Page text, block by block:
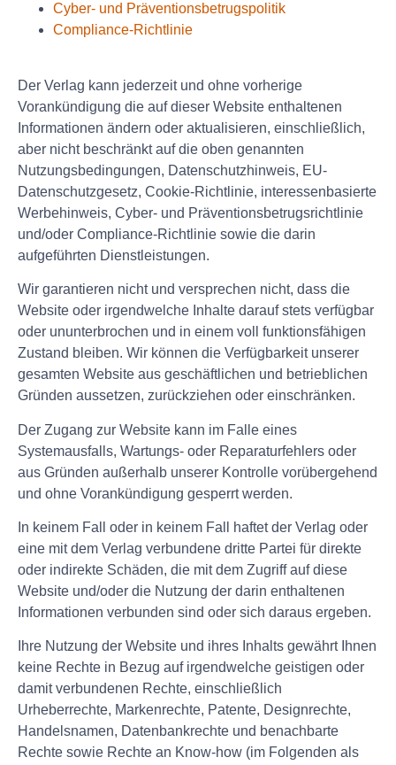
Cyber- und Präventionsbetrugspolitik
Compliance-Richtlinie
Der Verlag kann jederzeit und ohne vorherige
Vorankündigung die auf dieser Website enthaltenen
Informationen ändern oder aktualisieren, einschließlich,
aber nicht beschränkt auf die oben genannten
Nutzungsbedingungen, Datenschutzhinweis, EU-
Datenschutzgesetz, Cookie-Richtlinie, interessenbasierte
Werbehinweis, Cyber- und Präventionsbetrugsrichtlinie
und/oder Compliance-Richtlinie sowie die darin
aufgeführten Dienstleistungen.
Wir garantieren nicht und versprechen nicht, dass die
Website oder irgendwelche Inhalte darauf stets verfügbar
oder ununterbrochen und in einem voll funktionsfähigen
Zustand bleiben. Wir können die Verfügbarkeit unserer
gesamten Website aus geschäftlichen und betrieblichen
Gründen aussetzen, zurückziehen oder einschränken.
Der Zugang zur Website kann im Falle eines
Systemausfalls, Wartungs- oder Reparaturfehlers oder
aus Gründen außerhalb unserer Kontrolle vorübergehend
und ohne Vorankündigung gesperrt werden.
In keinem Fall oder in keinem Fall haftet der Verlag oder
eine mit dem Verlag verbundene dritte Partei für direkte
oder indirekte Schäden, die mit dem Zugriff auf diese
Website und/oder die Nutzung der darin enthaltenen
Informationen verbunden sind oder sich daraus ergeben.
Ihre Nutzung der Website und ihres Inhalts gewährt Ihnen
keine Rechte in Bezug auf irgendwelche geistigen oder
damit verbundenen Rechte, einschließlich
Urheberrechte, Markenrechte, Patente, Designrechte,
Handelsnamen, Datenbankrechte und benachbarte
Rechte sowie Rechte an Know-how (im Folgenden als